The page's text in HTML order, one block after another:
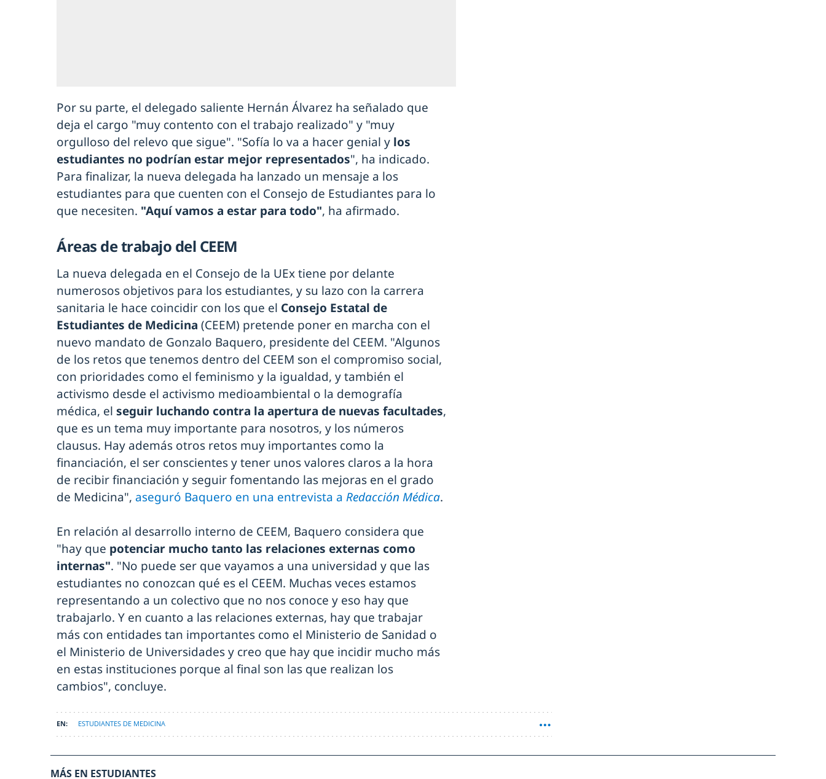
Por su parte, el delegado saliente Hernán Álvarez ha señalado que
deja el cargo "muy contento con el trabajo realizado" y "muy
orgulloso del relevo que sigue". "Sofía lo va a hacer genial y los
estudiantes no podrían estar mejor representados", ha indicado.
Para finalizar, la nueva delegada ha lanzado un mensaje a los
estudiantes para que cuenten con el Consejo de Estudiantes para lo
que necesiten. "Aquí vamos a estar para todo", ha afirmado.
Áreas de trabajo del CEEM
La nueva delegada en el Consejo de la UEx tiene por delante
numerosos objetivos para los estudiantes, y su lazo con la carrera
sanitaria le hace coincidir con los que el Consejo Estatal de
Estudiantes de Medicina (CEEM) pretende poner en marcha con el
nuevo mandato de Gonzalo Baquero, presidente del CEEM. "Algunos
de los retos que tenemos dentro del CEEM son el compromiso social,
con prioridades como el feminismo y la igualdad, y también el
activismo desde el activismo medioambiental o la demografía
médica, el seguir luchando contra la apertura de nuevas facultades,
que es un tema muy importante para nosotros, y los números
clausus. Hay además otros retos muy importantes como la
financiación, el ser conscientes y tener unos valores claros a la hora
de recibir financiación y seguir fomentando las mejoras en el grado
de Medicina", aseguró Baquero en una entrevista a Redacción Médica.
En relación al desarrollo interno de CEEM, Baquero considera que
"hay que potenciar mucho tanto las relaciones externas como
internas". "No puede ser que vayamos a una universidad y que las
estudiantes no conozcan qué es el CEEM. Muchas veces estamos
representando a un colectivo que no nos conoce y eso hay que
trabajarlo. Y en cuanto a las relaciones externas, hay que trabajar
más con entidades tan importantes como el Ministerio de Sanidad o
el Ministerio de Universidades y creo que hay que incidir mucho más
en estas instituciones porque al final son las que realizan los
cambios", concluye.
ESTUDIANTES DE MEDICINA
MÁS EN ESTUDIANTES